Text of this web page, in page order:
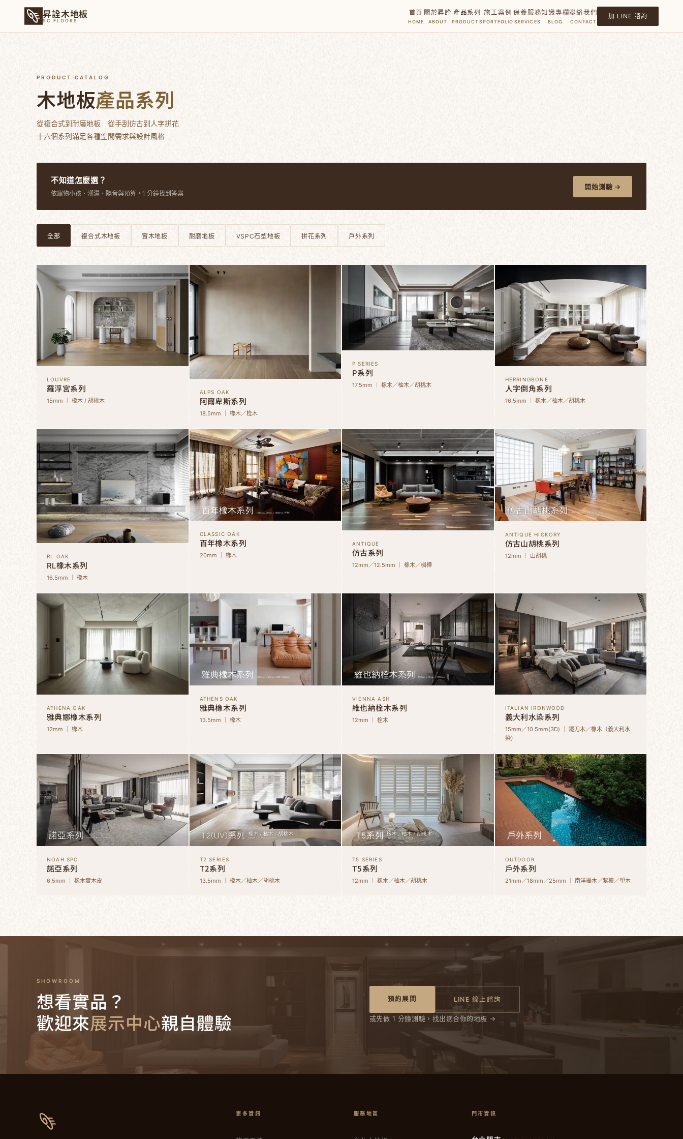
昇詮木地板
SC FLOORS
首頁
HOME
關於昇詮
ABOUT
產品系列
PRODUCTS
施工案例
PORTFOLIO
保養服務
SERVICES
知識專欄
BLOG
聯絡我們
CONTACT
加 LINE 諮詢
PRODUCT CATALOG
木地板產品系列
從複合式到耐磨地板 從手刮仿古到人字拼花
十六個系列滿足各種空間需求與設計風格
不知道怎麼選？
依寵物小孩、潮濕、隔音與預算，1 分鐘找到答案
開始測驗 →
全部 複合式木地板 實木地板 耐磨地板 VSPC石塑地板 拼花系列 戶外系列
LOUVRE
羅浮宮系列
15mm ｜ 橡木 / 胡桃木
ALPS OAK
阿爾卑斯系列
18.5mm ｜ 橡木／栓木
P SERIES
P系列
17.5mm ｜ 橡木／柚木／胡桃木
HERRINGBONE
人字倒角系列
16.5mm ｜ 橡木／柚木／胡桃木
RL OAK
RL橡木系列
16.5mm ｜ 橡木
CLASSIC OAK
百年橡木系列
20mm ｜ 橡木
ANTIQUE
仿古系列
12mm／12.5mm ｜ 橡木／楓樺
ANTIQUE HICKORY
仿古山胡桃系列
12mm ｜ 山胡桃
ATHENA OAK
雅典娜橡木系列
12mm ｜ 橡木
ATHENS OAK
雅典橡木系列
13.5mm ｜ 橡木
VIENNA ASH
維也納栓木系列
12mm ｜ 栓木
ITALIAN IRONWOOD
義大利水染系列
15mm／10.5mm(3D) ｜ 鐵刀木／橡木（義大利水
染）
NOAH SPC
諾亞系列
6.5mm ｜ 橡木實木皮
T2 SERIES
T2系列
13.5mm ｜ 橡木／柚木／胡桃木
T5 SERIES
T5系列
12mm ｜ 橡木／柚木／胡桃木
OUTDOOR
戶外系列
21mm／18mm／25mm ｜ 南洋櫸木／紫檀／塑木
SHOWROOM
想看實品？
歡迎來展示中心親自體驗
預約展間 LINE 線上諮詢
或先做 1 分鐘測驗，找出適合你的地板 →
更多資訊 服務地區 門市資訊